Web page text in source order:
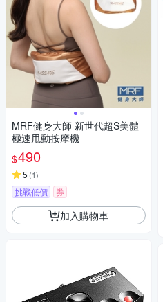
MRF健身大師 新世代超S美體
極速甩動按摩機
$490
5 (1)
挑戰低價 券
加入購物車